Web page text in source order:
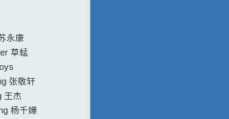
永康
草蜢
张敬轩
王杰
杨千嬅